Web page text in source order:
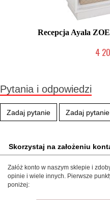
Recepcja Ayala
4
Pytania i odpowiedzi
Zadaj pytanie Zadaj pytanie
Skorzystaj na założeniu
Załóż konto w naszym sklepie i
opinie i wiele innych. Pierwsze
poniżej: